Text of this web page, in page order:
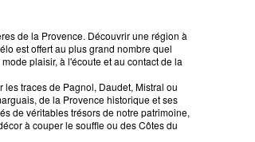
de la Provence. Découvrir une région à
est offert au plus grand nombre quel
plaisir, à l'écoute et au contact de la
traces de Pagnol, Daudet, Mistral ou
de la Provence historique et ses
de véritables trésors de notre patrimoine,
à couper le souffle ou des Côtes du